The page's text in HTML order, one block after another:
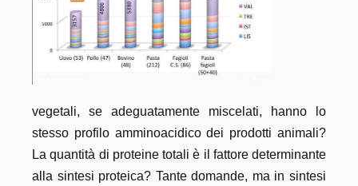
vegetali, se adeguatamente miscelati, hanno lo
stesso profilo amminoacidico dei prodotti animali?
La quantità di proteine totali è il fattore determinante
alla sintesi proteica? Tante domande, ma in sintesi